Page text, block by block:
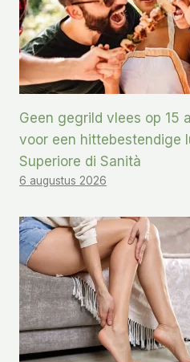
Geen gegrild vlees op 15
voor een hittebestendige
Superiore di Sanità
6 augustus 2026